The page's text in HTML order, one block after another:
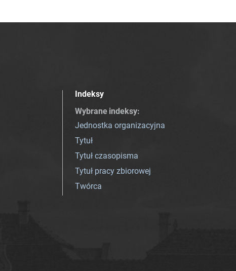
Indeksy
Wybrane indeksy:
Jednostka organizacyjna
Tytuł
Tytuł czasopisma
Tytuł pracy zbiorowej
Twórca